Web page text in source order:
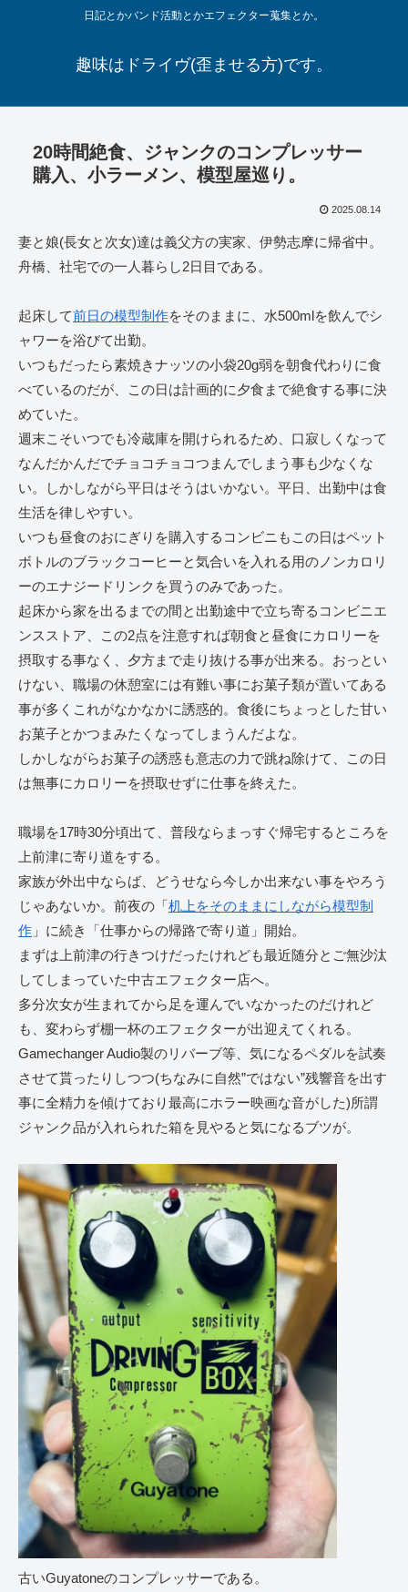
日記とかバンド活動とかエフェクター蒐集とか。
趣味はドライヴ(歪ませる方)です。
20時間絶食、ジャンクのコンプレッサー
購入、小ラーメン、模型屋巡り。
2025.08.14
妻と娘(長女と次女)達は義父方の実家、伊勢志摩に帰省中。
舟橋、社宅での一人暮らし2日目である。
起床して前日の模型制作をそのままに、水500mlを飲んでシ
ャワーを浴びて出勤。
いつもだったら素焼きナッツの小袋20g弱を朝食代わりに食
べているのだが、この日は計画的に夕食まで絶食する事に決
めていた。
週末こそいつでも冷蔵庫を開けられるため、口寂しくなって
なんだかんだでチョコチョコつまんでしまう事も少なくな
い。しかしながら平日はそうはいかない。平日、出勤中は食
生活を律しやすい。
いつも昼食のおにぎりを購入するコンビニもこの日はペット
ボトルのブラックコーヒーと気合いを入れる用のノンカロリ
ーのエナジードリンクを買うのみであった。
起床から家を出るまでの間と出勤途中で立ち寄るコンビニエ
ンスストア、この2点を注意すれば朝食と昼食にカロリーを
摂取する事なく、夕方まで走り抜ける事が出来る。おっとい
けない、職場の休憩室には有難い事にお菓子類が置いてある
事が多くこれがなかなかに誘惑的。食後にちょっとした甘い
お菓子とかつまみたくなってしまうんだよな。
しかしながらお菓子の誘惑も意志の力で跳ね除けて、この日
は無事にカロリーを摂取せずに仕事を終えた。
職場を17時30分頃出て、普段ならまっすぐ帰宅するところを
上前津に寄り道をする。
家族が外出中ならば、どうせなら今しか出来ない事をやろう
じゃあないか。前夜の「机上をそのままにしながら模型制
作 」に続き「仕事からの帰路で寄り道」開始。
まずは上前津の行きつけだったけれども最近随分とご無沙汰
してしまっていた中古エフェクター店へ。
多分次女が生まれてから足を運んでいなかったのだけれど
も、変わらず棚一杯のエフェクターが出迎えてくれる。
Gamechanger Audio製のリバーブ等、気になるペダルを試奏
させて貰ったりしつつ(ちなみに自然”ではない”残響音を出す
事に全精力を傾けており最高にホラー映画な音がした)所謂
ジャンク品が入れられた箱を見やると気になるブツが。
古いGuyatoneのコンプレッサーである。